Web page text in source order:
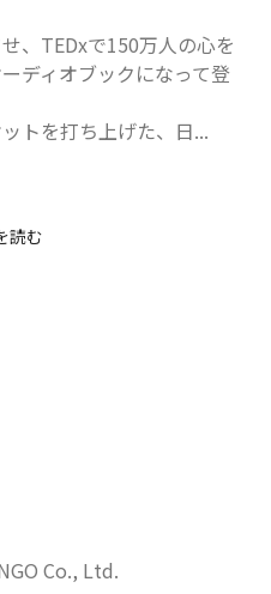
、TEDxで150万人の心を
ディオブックになって登
トを打ち上げた、日...
読む
Co., Ltd.